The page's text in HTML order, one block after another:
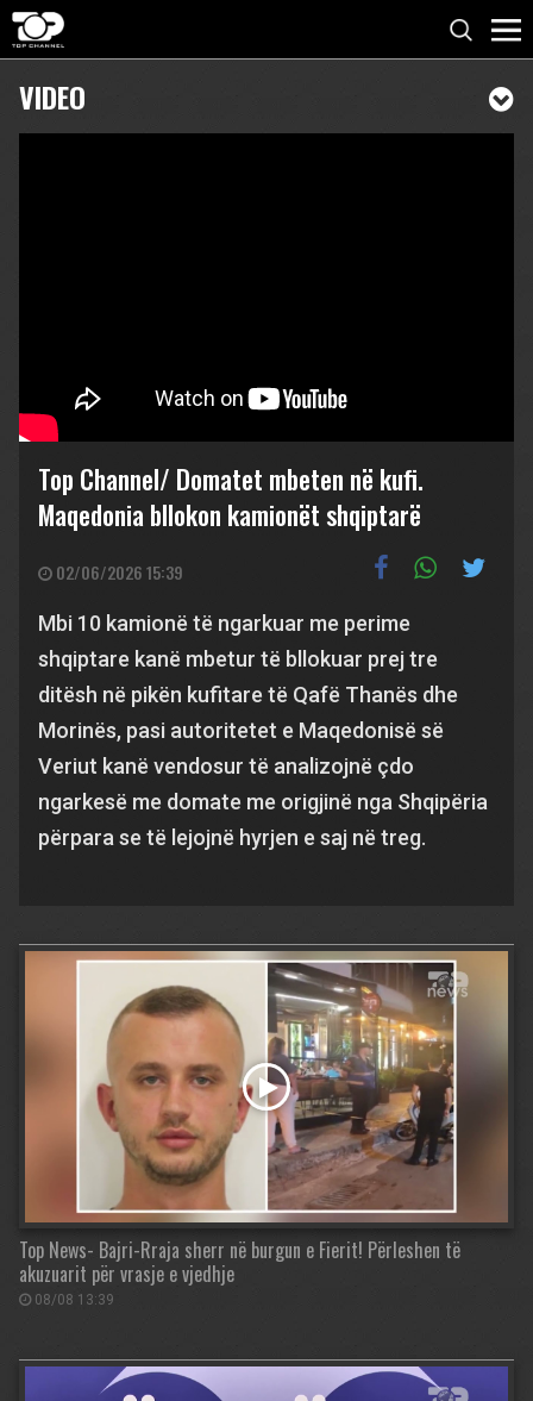
VIDEO
Top Channel/ Domatet mbeten në kufi.
Maqedonia bllokon kamionët shqiptarë
02/06/2026 15:39
Mbi 10 kamionë të ngarkuar me perime
shqiptare kanë mbetur të bllokuar prej tre
ditësh në pikën kufitare të Qafë Thanës dhe
Morinës, pasi autoritetet e Maqedonisë së
Veriut kanë vendosur të analizojnë çdo
ngarkesë me domate me origjinë nga Shqipëria
përpara se të lejojnë hyrjen e saj në treg.
Top News- Bajri-Rraja sherr në burgun e Fierit! Përleshen të
akuzuarit për vrasje e vjedhje
08/08 13:39